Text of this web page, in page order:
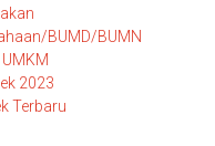
BUMD/BUMN
2023
Terbaru